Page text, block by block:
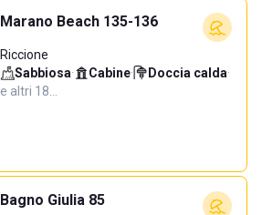
Marano Beach 135-136
Riccione
Sabbiosa· Cabine· Doccia calda·
e altri 18…
Bagno Giulia 85